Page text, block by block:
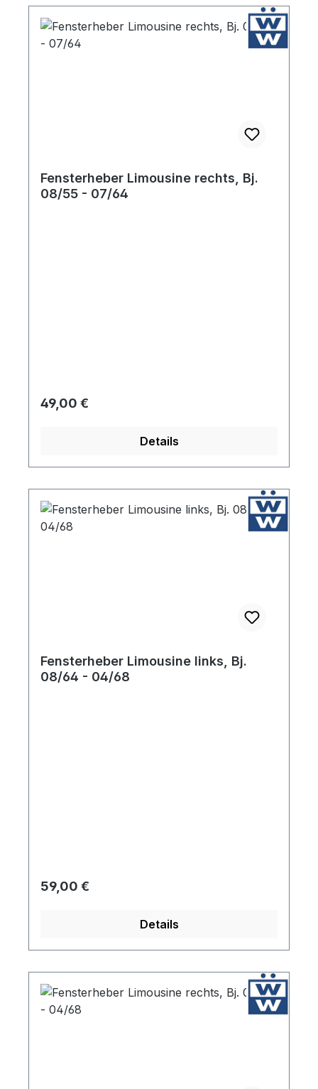
Fensterheber Limousine rechts, Bj.
08/55 - 07/64
Regulärer Preis:
49,00 €
Details
Fensterheber Limousine links, Bj.
08/64 - 04/68
Regulärer Preis:
59,00 €
Details